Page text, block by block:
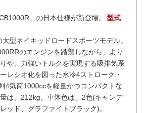
」の日本仕様が新登場。
型式
型ネイキッドロードスポーツモデル。
のエンジンを踏襲しながら、より
や、力強いトルクを実現する吸排気系
レシオ化を図った水冷4ストローク・
4気筒1000ccを軽量かつコンパクトな
は、212kg。車体色は、2色(キャンデ
ッド、グラファイトブラック)。